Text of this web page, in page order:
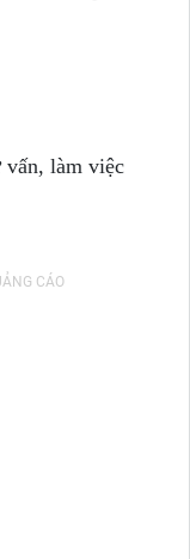
vấn, làm việc